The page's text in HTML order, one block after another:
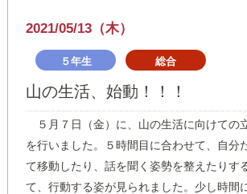
2021/05/13（木）
５年生 総合
山の生活、始動！！！
５月７日（金）に、山の生活に向けての
を行いました。５時間目に合わせて、自分
て移動したり、話を聞く姿勢を整えたりす
て、行動する姿が見られました。少し時間